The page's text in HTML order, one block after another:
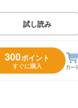
試し読み
300ポイント
すぐに購入